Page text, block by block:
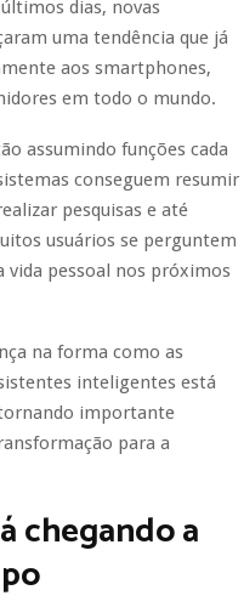
dias, novas
uma tendência que já
aos smartphones,
em todo o mundo.
assumindo funções cada
conseguem resumir
pesquisas e até
usuários se perguntem
pessoal nos próximos
na forma como as
inteligentes está
importante
para a
chegando a